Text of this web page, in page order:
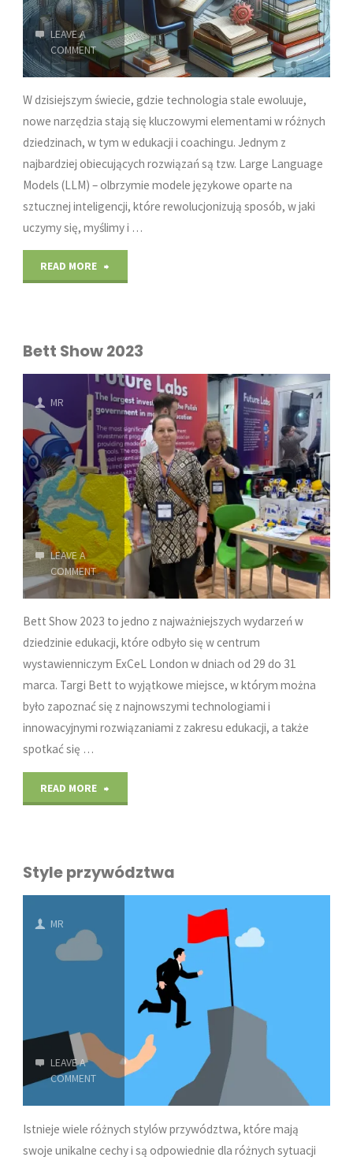
LEAVE A
COMMENT
W dzisiejszym świecie, gdzie technologia stale ewoluuje,
nowe narzędzia stają się kluczowymi elementami w różnych
dziedzinach, w tym w edukacji i coachingu. Jednym z
najbardziej obiecujących rozwiązań są tzw. Large Language
Models (LLM) – olbrzymie modele językowe oparte na
sztucznej inteligencji, które rewolucjonizują sposób, w jaki
uczymy się, myślimy i …
READ MORE "Wykorzystanie
(LLM)
w
Edukacji
Coachingu"
Bett Show 2023
MR
LEAVE A
COMMENT
Bett Show 2023 to jedno z najważniejszych wydarzeń w
dziedzinie edukacji, które odbyło się w centrum
wystawienniczym ExCeL London w dniach od 29 do 31
marca. Targi Bett to wyjątkowe miejsce, w którym można
było zapoznać się z najnowszymi technologiami i
innowacyjnymi rozwiązaniami z zakresu edukacji, a także
spotkać się …
READ MORE "Bett
Style przywództwa
MR
LEAVE A
COMMENT
Istnieje wiele różnych stylów przywództwa, które mają
swoje unikalne cechy i są odpowiednie dla różnych sytuacji